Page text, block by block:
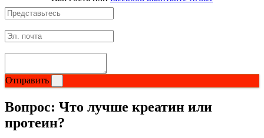
Порошковые BCAA
BCAA в таблетках и капсулах
Креатин
Отправить
Вопрос: Что лучше креатин или
протеин?